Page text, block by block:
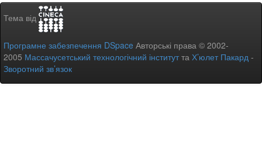
Тема від
Програмне забезпечення DSpace Авторські права © 2002-
2005 Массачусетський технологічний інститутта Х’юлет Пакард -
Зворотний зв’язок